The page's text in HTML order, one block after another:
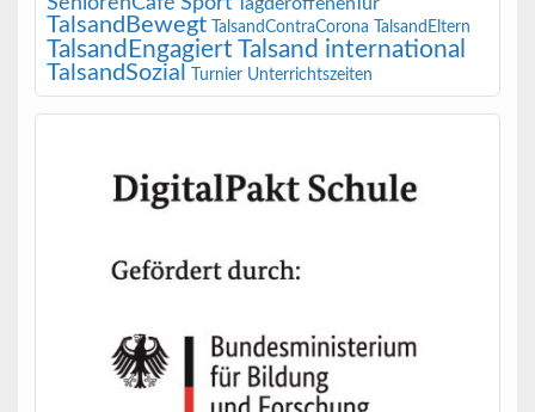
TalsandBewegt TalsandContraCorona TalsandEltern
TalsandEngagiert Talsand international
TalsandSozial Turnier Unterrichtszeiten